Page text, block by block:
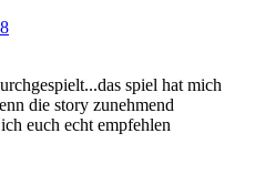
spiel hat mich
die story zunehmend
euch echt empfehlen